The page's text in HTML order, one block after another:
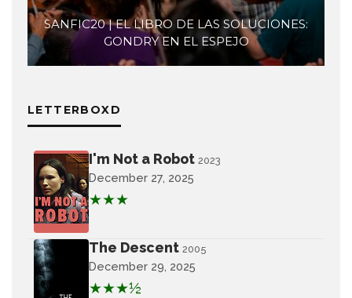
SANFIC20 | EL LIBRO DE LAS SOLUCIONES:
GONDRY EN EL ESPEJO
LETTERBOXD
I'm Not a Robot 2023
December 27, 2025
★★★
The Descent 2005
December 29, 2025
★★★½